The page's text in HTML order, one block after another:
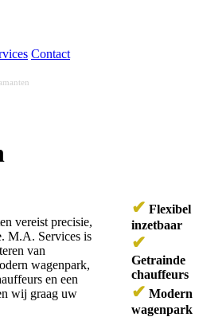
Contact
vereist precisie,
M.A. Services is
van
wagenpark,
en een
wij graag uw
✔ Flexibel
inzetbaar
✔
Getrainde
chauffeurs
✔ Modern
wagenpark